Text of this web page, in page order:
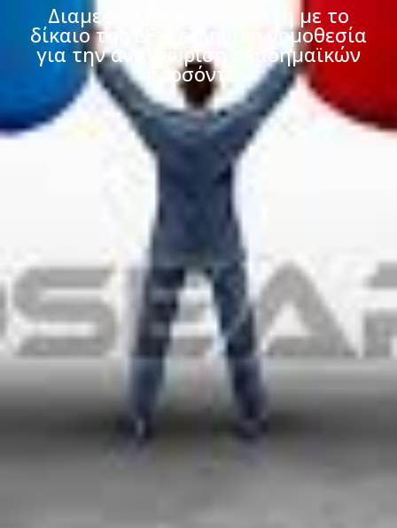
Διαμεσολάβηση: Αντίθετη με το
δίκαιο της ΕΕ η ελληνική νομοθεσία
για την αναγνώριση ακαδημαϊκών
προσόντων